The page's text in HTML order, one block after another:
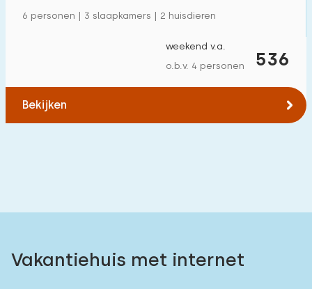
Appartement
Kindvriendelijk
Buitenzwembad
6 personen | 3 slaapkamers | 2 huisdieren
536
weekend v.a.
o.b.v. 4 personen
Bekijken
Vakantiehuis met internet